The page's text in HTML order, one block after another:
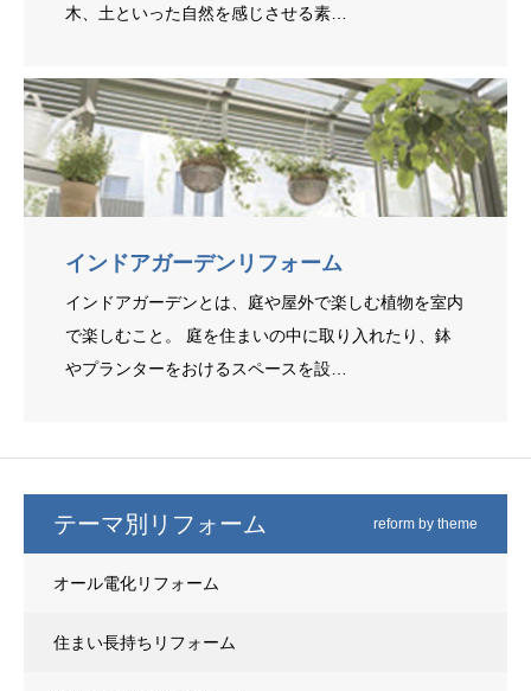
木、土といった自然を感じさせる素…
インドアガーデンリフォーム
インドアガーデンとは、庭や屋外で楽しむ植物を室内
で楽しむこと。 庭を住まいの中に取り入れたり、鉢
やプランターをおけるスペースを設…
テーマ別リフォーム reform by theme
オール電化リフォーム
住まい長持ちリフォーム